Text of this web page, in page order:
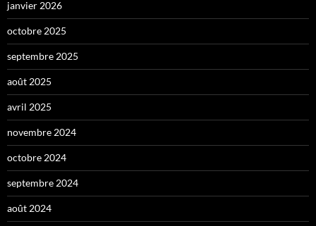
janvier 2026
octobre 2025
septembre 2025
août 2025
avril 2025
novembre 2024
octobre 2024
septembre 2024
août 2024